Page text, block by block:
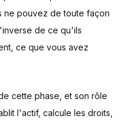
ne pouvez de toute façon
de ce qu'ils
ce que vous avez
cette phase, et son rôle
l'actif, calcule les droits,